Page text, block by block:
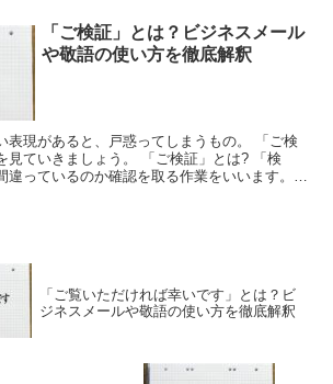
「ご検証」とは？ビジネスメール
や敬語の使い方を徹底解釈
表現があると、戸惑ってしまうもの。 「ご検
見ていきましょう。 「ご検証」とは? 「検
違っているのか確認を取る作業をいいます。
「ご覧いただければ幸いです」とは？ビ
ジネスメールや敬語の使い方を徹底解釈